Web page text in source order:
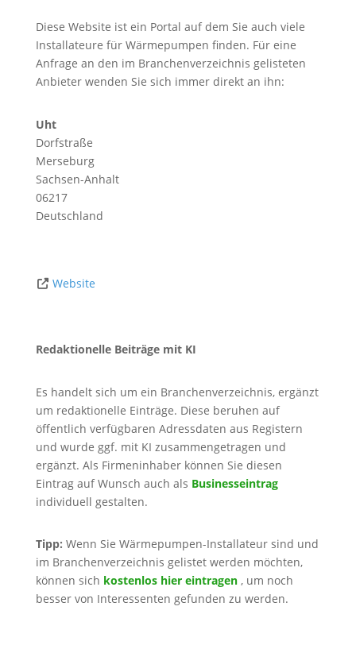
Diese Website ist ein Portal auf dem Sie auch viele
Installateure für Wärmepumpen finden. Für eine
Anfrage an den im Branchenverzeichnis gelisteten
Anbieter wenden Sie sich immer direkt an ihn:
Uht
Dorfstraße
Merseburg
Sachsen-Anhalt
06217
Deutschland
Website
Redaktionelle Beiträge mit KI
Es handelt sich um ein Branchenverzeichnis, ergänzt
um redaktionelle Einträge. Diese beruhen auf
öffentlich verfügbaren Adressdaten aus Registern
und wurde ggf. mit KI zusammengetragen und
ergänzt. Als Firmeninhaber können Sie diesen
Eintrag auf Wunsch auch als Businesseintrag
individuell gestalten.
Tipp: Wenn Sie Wärmepumpen-Installateur sind und
im Branchenverzeichnis gelistet werden möchten,
können sich kostenlos hier eintragen, um noch
besser von Interessenten gefunden zu werden.